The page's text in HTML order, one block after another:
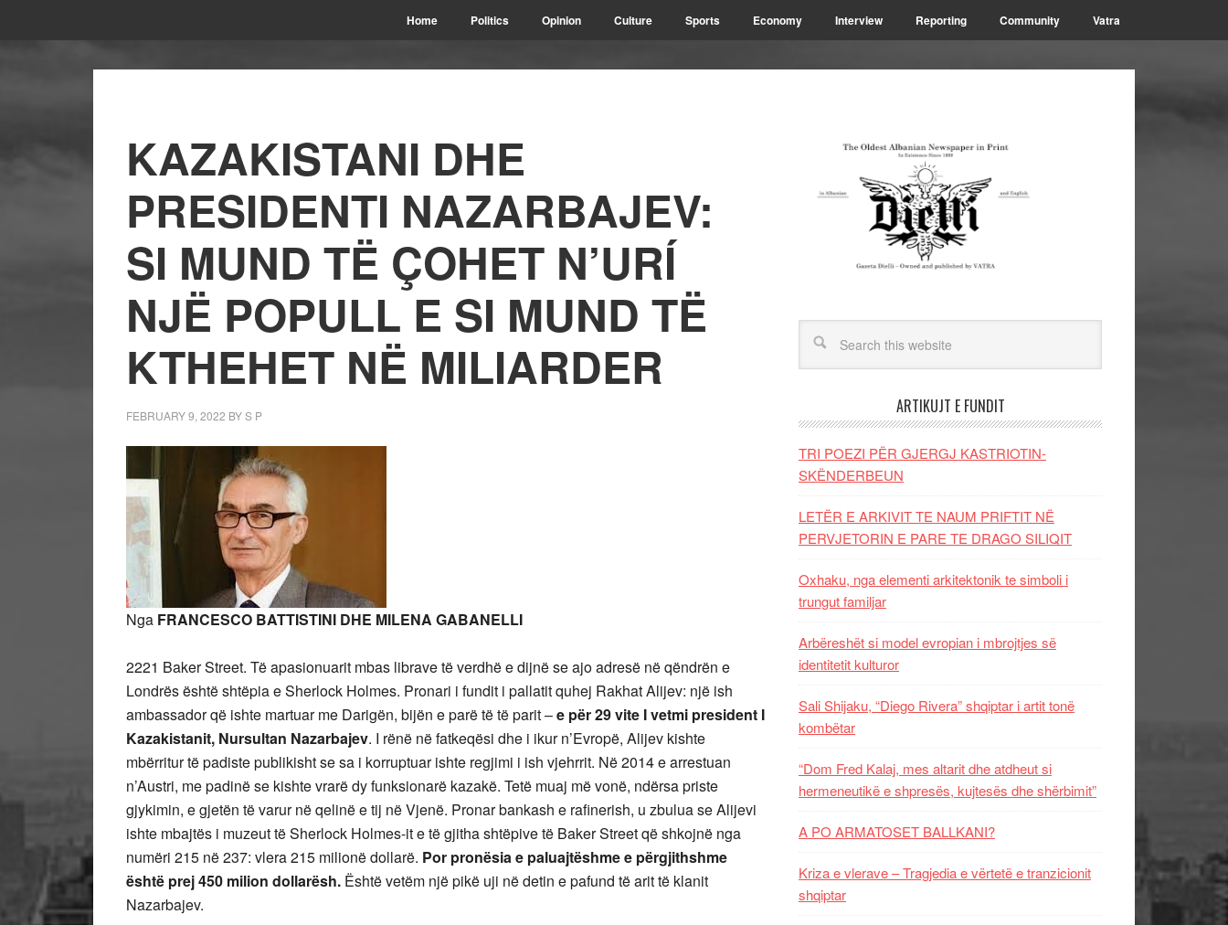
Home Politics Opinion Culture Sports Economy Interview Reporting Community Vatra
KAZAKISTANI DHE
PRESIDENTI NAZARBAJEV:
SI MUND TË ÇOHET N’URÍ
NJË POPULL E SI MUND TË
KTHEHET NË MILIARDER
FEBRUARY 9, 2022 BYS P
Nga FRANCESCO BATTISTINI DHE MILENA GABANELLI
2221 Baker Street. Të apasionuarit mbas librave të verdhë e dijnë se ajo adresë në qëndrën e
Londrës është shtëpia e Sherlock Holmes. Pronari i fundit i pallatit quhej Rakhat Alijev: një ish
ambassador që ishte martuar me Darigën, bijën e parë të të parit –e për 29 vite I vetmi president I
Kazakistanit, Nursultan Nazarbajev. I rënë në fatkeqësi dhe i ikur n’Evropë, Alijev kishte
mbërritur të padiste publikisht se sa i korruptuar ishte regjimi i ish vjehrrit. Në 2014 e arrestuan
n’Austri, me padinë se kishte vrarë dy funksionarë kazakë. Tetë muaj më vonë, ndërsa priste
gjykimin, e gjetën të varur në qelinë e tij në Vjenë. Pronar bankash e rafinerish, u zbulua se Alijevi
ishte mbajtës i muzeut të Sherlock Holmes-it e të gjitha shtëpive të Baker Street që shkojnë nga
numëri 215 në 237: vlera 215 milionë dollarë. Por pronësia e paluajtëshme e përgjithshme
është prej 450 milion dollarësh. Është vetëm një pikë uji në detin e pafund të arit të klanit
Nazarbajev.
ARTIKUJT E FUNDIT
TRI POEZI PËR GJERGJ KASTRIOTIN-
SKËNDERBEUN
LETËR E ARKIVIT TE NAUM PRIFTIT NË
PERVJETORIN E PARE TE DRAGO SILIQIT
Oxhaku, nga elementi arkitektonik te simboli i
trungut familjar
Arbëreshët si model evropian i mbrojtjes së
identitetit kulturor
Sali Shijaku, “Diego Rivera” shqiptar i artit tonë
kombëtar
“Dom Fred Kalaj, mes altarit dhe atdheut si
hermeneutikë e shpresës, kujtesës dhe shërbimit”
A PO ARMATOSET BALLKANI?
Kriza e vlerave – Tragjedia e vërtetë e tranzicionit
shqiptar